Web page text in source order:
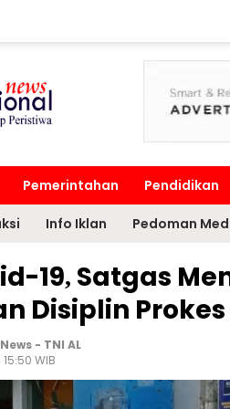
Pemerintahan Pendidikan
Info Iklan Pedoman
19, Satgas
Disiplin Prokes
- TNI AL
WIB